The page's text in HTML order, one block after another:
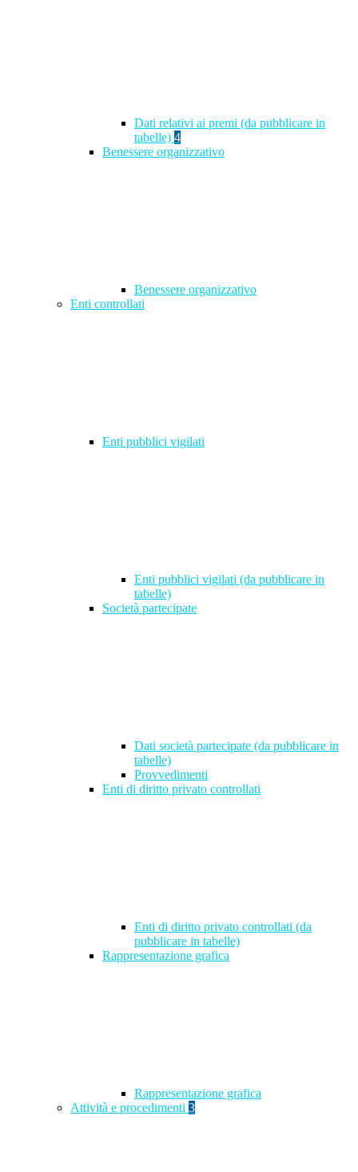
Dati relativi ai premi (da pubblicare in
tabelle) 4
Benessere organizzativo
Benessere organizzativo
Enti controllati
Enti pubblici vigilati
Enti pubblici vigilati (da pubblicare in
tabelle)
Società partecipate
Dati società partecipate (da pubblicare in
tabelle)
Provvedimenti
Enti di diritto privato controllati
Enti di diritto privato controllati (da
pubblicare in tabelle)
Rappresentazione grafica
Rappresentazione grafica
Attività e procedimenti 3